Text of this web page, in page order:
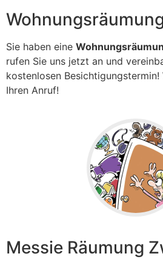
Sie haben eine
rufen Sie uns jetzt an und
kostenlosen
Ihren Anruf!
Messie Räumung